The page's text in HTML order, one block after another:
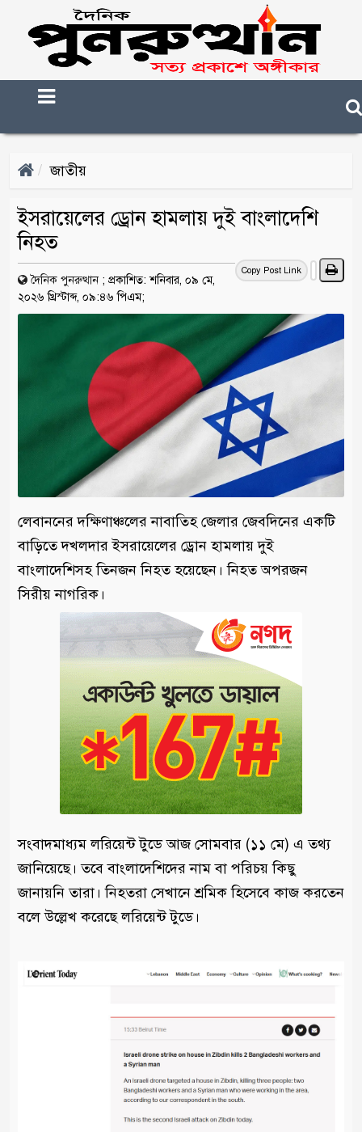
জাতীয়
ইসরায়েলের ড্রোন হামলায় দুই বাংলাদেশি
নিহত
Copy Post Link
দৈনিক পুনরুত্থান ; প্রকাশিত: শনিবার, ০৯ মে,
২০২৬ খ্রিস্টাব্দ, ০৯:৪৬ পিএম;
লেবাননের দক্ষিণাঞ্চলের নাবাতিহ জেলার জেবদিনের একটি
বাড়িতে দখলদার ইসরায়েলের ড্রোন হামলায় দুই
বাংলাদেশিসহ তিনজন নিহত হয়েছেন। নিহত অপরজন
সিরীয় নাগরিক।
সংবাদমাধ্যম লরিয়েন্ট টুডে আজ সোমবার (১১ মে) এ তথ্য
জানিয়েছে। তবে বাংলাদেশিদের নাম বা পরিচয় কিছু
জানায়নি তারা। নিহতরা সেখানে শ্রমিক হিসেবে কাজ করতেন
বলে উল্লেখ করেছে লরিয়েন্ট টুডে।